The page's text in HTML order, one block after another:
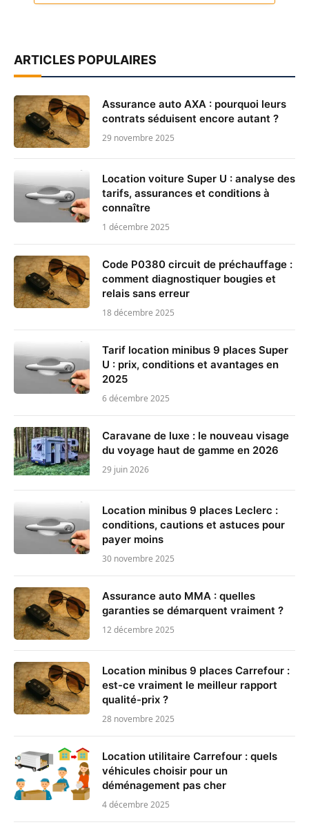
ARTICLES POPULAIRES
Assurance auto AXA : pourquoi leurs
contrats séduisent encore autant ?
29 novembre 2025
Location voiture Super U : analyse des
tarifs, assurances et conditions à
connaître
1 décembre 2025
Code P0380 circuit de préchauffage :
comment diagnostiquer bougies et
relais sans erreur
18 décembre 2025
Tarif location minibus 9 places Super
U : prix, conditions et avantages en
2025
6 décembre 2025
Caravane de luxe : le nouveau visage
du voyage haut de gamme en 2026
29 juin 2026
Location minibus 9 places Leclerc :
conditions, cautions et astuces pour
payer moins
30 novembre 2025
Assurance auto MMA : quelles
garanties se démarquent vraiment ?
12 décembre 2025
Location minibus 9 places Carrefour :
est-ce vraiment le meilleur rapport
qualité-prix ?
28 novembre 2025
Location utilitaire Carrefour : quels
véhicules choisir pour un
déménagement pas cher
4 décembre 2025